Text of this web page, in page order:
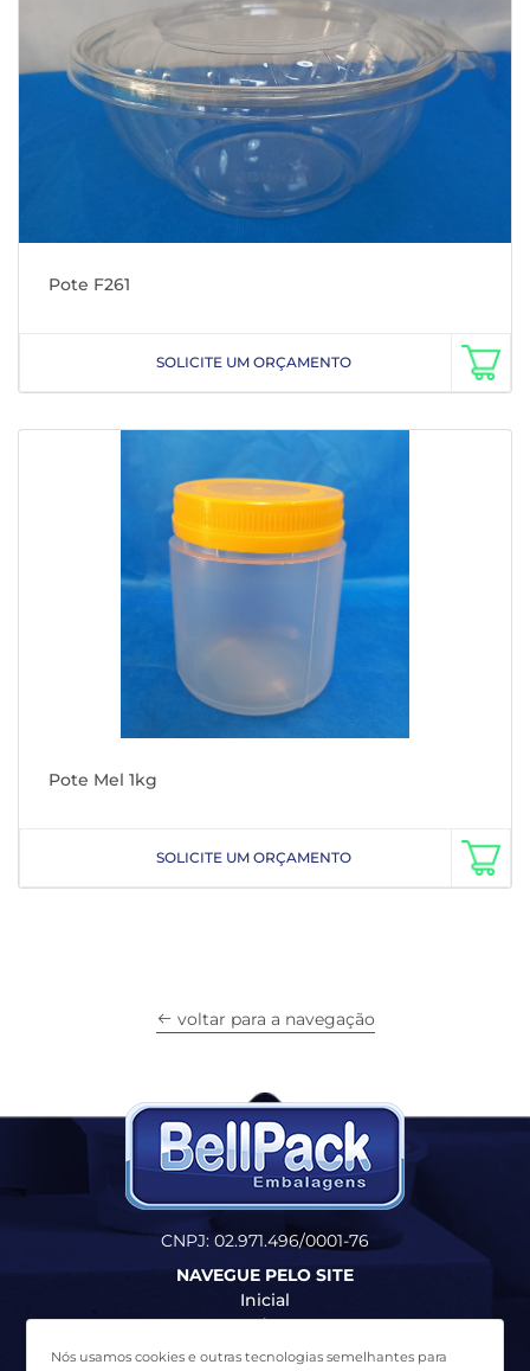
Nós usamos cookies e outras tecnologias semelhantes para
Pote F261
SOLICITE UM ORÇAMENTO
Pote Mel 1kg
SOLICITE UM ORÇAMENTO
voltar para a navegação
CNPJ: 02.971.496/0001-76
NAVEGUE PELO SITE
Inicial
Produtos
Quem Somos